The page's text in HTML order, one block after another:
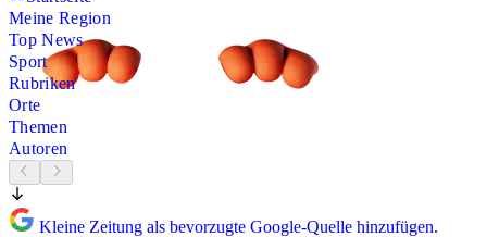
Meine Region
Top News
Sport
Rubriken
Orte
Themen
Autoren
Kleine Zeitung als bevorzugte Google-Quelle hinzufügen.